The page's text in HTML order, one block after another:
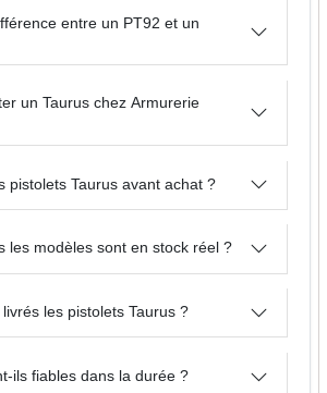
entre un PT92 et un
un Taurus chez Armurerie
pistolets Taurus avant achat ?
les modèles sont en stock réel ?
les pistolets Taurus ?
ils fiables dans la durée ?